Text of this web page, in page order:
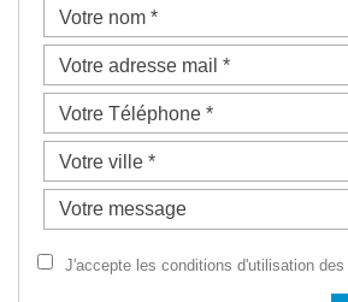
J'accepte les conditions d'utilisation des